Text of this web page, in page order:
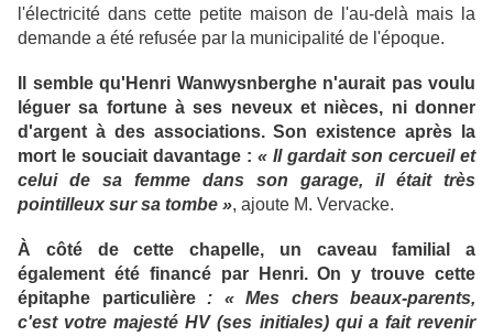
l'électricité dans cette petite maison de l'au-delà mais la
demande a été refusée par la municipalité de l'époque.
Il semble qu'Henri Wanwysnberghe n'aurait pas voulu
léguer sa fortune à ses neveux et nièces, ni donner
d'argent à des associations. Son existence après la
mort le souciait davantage : « Il gardait son cercueil et
celui de sa femme dans son garage, il était très
pointilleux sur sa tombe », ajoute M. Vervacke.
À côté de cette chapelle, un caveau familial a
également été financé par Henri. On y trouve cette
épitaphe particulière
: « Mes chers beaux-parents,
c'est votre majesté HV (ses initiales) qui a fait revenir